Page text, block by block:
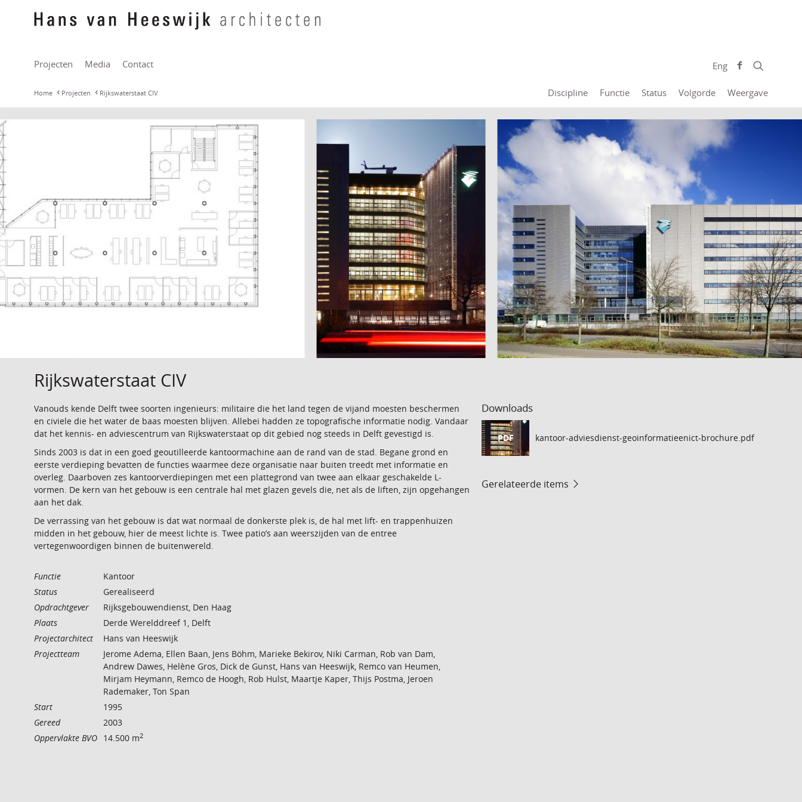
Projecten Media Contact Eng
Home Projecten Rijkswaterstaat CIV Discipline Functie Status Volgorde Weergave
Rijkswaterstaat CIV
Vanouds kende Delft twee soorten ingenieurs: militaire die het land tegen de vijand moesten beschermen
en civiele die het water de baas moesten blijven. Allebei hadden ze topografische informatie nodig. Vandaar
dat het kennis- en adviescentrum van Rijkswaterstaat op dit gebied nog steeds in Delft gevestigd is.
Sinds 2003 is dat in een goed geoutilleerde kantoormachine aan de rand van de stad. Begane grond en
eerste verdieping bevatten de functies waarmee deze organisatie naar buiten treedt met informatie en
overleg. Daarboven zes kantoorverdiepingen met een plattegrond van twee aan elkaar geschakelde L-
vormen. De kern van het gebouw is een centrale hal met glazen gevels die, net als de liften, zijn opgehangen
aan het dak.
De verrassing van het gebouw is dat wat normaal de donkerste plek is, de hal met lift- en trappenhuizen
midden in het gebouw, hier de meest lichte is. Twee patio’s aan weerszijden van de entree
vertegenwoordigen binnen de buitenwereld.
Functie
Kantoor
Status
Gerealiseerd
Opdrachtgever
Rijksgebouwendienst, Den Haag
Plaats
Derde Werelddreef 1, Delft
Projectarchitect
Hans van Heeswijk
Projectteam
Jerome Adema, Ellen Baan, Jens Böhm, Marieke Bekirov, Niki Carman, Rob van Dam,
Andrew Dawes, Helène Gros, Dick de Gunst, Hans van Heeswijk, Remco van Heumen,
Mirjam Heymann, Remco de Hoogh, Rob Hulst, Maartje Kaper, Thijs Postma, Jeroen
Rademaker, Ton Span
Start
1995
Gereed
2003
Oppervlakte BVO 14.500 m2
Downloads
PDF kantoor-adviesdienst-geoinformatieenict-brochure.pdf
Gerelateerde items